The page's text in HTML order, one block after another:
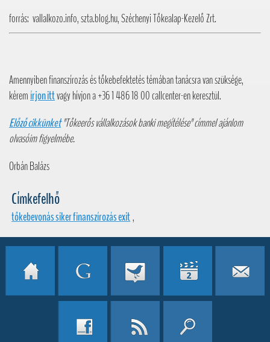
forrás: vallalkozo.info, szta.blog.hu, Széchenyi Tőkealap-Kezelő Zrt.
Amennyiben finanszírozás és tőkebefektetés témában tanácsra van szüksége,
kéremírjon ittvagy hívjon a +36 1 486 18 00 callcenter-en keresztül.
Előző cikkünket"Tőkeerős vállalkozások banki megítélése" címmel ajánlom
olvasóim figyelmébe.
Orbán Balázs
Címkefelhő
tőkebevonás siker finanszírozás exit,